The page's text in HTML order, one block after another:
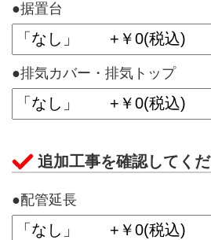
●据置台
●排気カバー・排気トップ
追加工事を確認してくだ
●配管延長